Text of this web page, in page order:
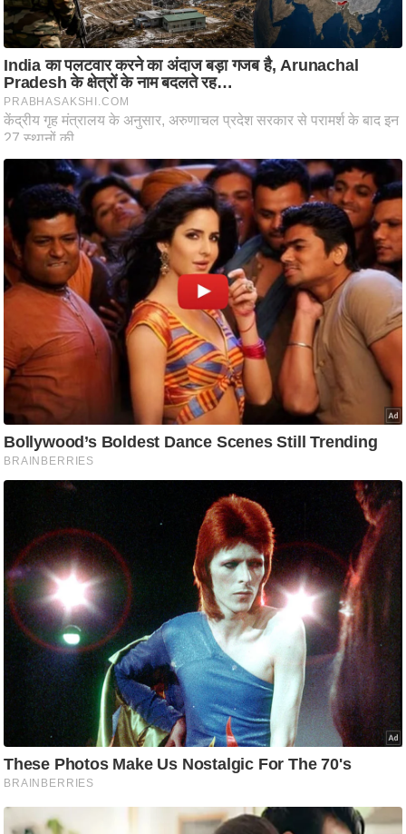
ष
ण
स
म
सा
म
यि
तृ
भू
मि
ए
म
आ
र
.
.
चा
य
प
स
मी
क्षा
ध
र्म
ति